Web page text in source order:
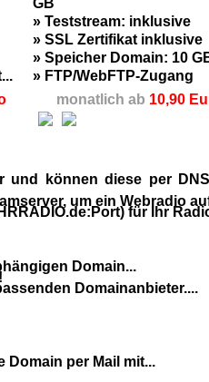
GB
» Teststream: inklusive
» SSL Zertifikat inklusive
» Speicher Domain: 10
» FTP/WebFTP-Zugang
monatlich ab 10,90
und können diese per
um ein Webradio
für Ihr
Domain...
Domainanbieter....
Domain per Mail mit...